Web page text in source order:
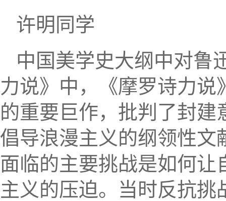
许明同学
中国美学史大纲中对鲁
力说》中，《摩罗诗力说
的重要巨作，批判了封
倡导浪漫主义的纲领性文
面临的主要挑战是如何
主义的压迫。当时反抗